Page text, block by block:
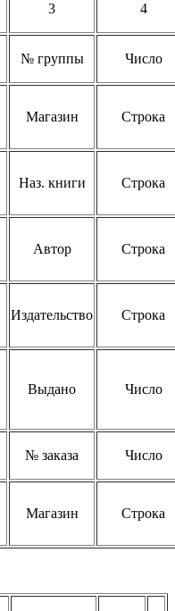
3 4
№ группы Число
Магазин Строка
Наз. книги Строка
Автор Строка
Издательство Строка
Выдано Число
№ заказа Число
Магазин Строка